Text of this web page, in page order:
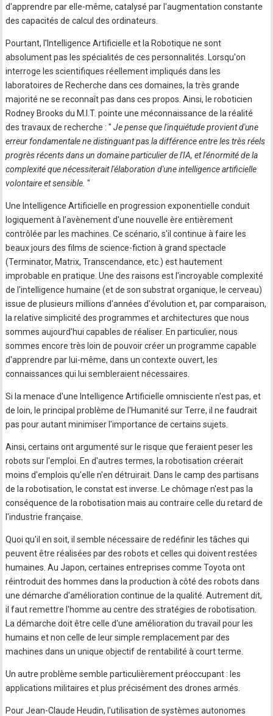
d'apprendre par elle-même, catalysé par l'augmentation constante
des capacités de calcul des ordinateurs.
Pourtant, l'Intelligence Artificielle et la Robotique ne sont
absolument pas les spécialités de ces personnalités. Lorsqu'on
interroge les scientifiques réellement impliqués dans les
laboratoires de Recherche dans ces domaines, la très grande
majorité ne se reconnaît pas dans ces propos. Ainsi, le roboticien
Rodney Brooks du M.I.T. pointe une méconnaissance de la réalité
des travaux de recherche : " Je pense que l'inquiétude provient d'une
erreur fondamentale ne distinguant pas la différence entre les très réels
progrès récents dans un domaine particulier de l'IA, et l'énormité de la
complexité que nécessiterait l'élaboration d'une intelligence artificielle
volontaire et sensible."
Une Intelligence Artificielle en progression exponentielle conduit
logiquement à l'avènement d'une nouvelle ère entièrement
contrôlée par les machines. Ce scénario, s'il continue à faire les
beaux jours des films de science-fiction à grand spectacle
(Terminator, Matrix, Transcendance, etc.) est hautement
improbable en pratique. Une des raisons est l'incroyable complexité
de l'intelligence humaine (et de son substrat organique, le cerveau)
issue de plusieurs millions d'années d'évolution et, par comparaison,
la relative simplicité des programmes et architectures que nous
sommes aujourd'hui capables de réaliser. En particulier, nous
sommes encore très loin de pouvoir créer un programme capable
d'apprendre par lui-même, dans un contexte ouvert, les
connaissances qui lui sembleraient nécessaires.
Si la menace d'une Intelligence Artificielle omnisciente n'est pas, et
de loin, le principal problème de l'Humanité sur Terre, il ne faudrait
pas pour autant minimiser l'importance de certains sujets.
Ainsi, certains ont argumenté sur le risque que feraient peser les
robots sur l'emploi. En d'autres termes, la robotisation créerait
moins d'emplois qu'elle n'en détruirait. Dans le camp des partisans
de la robotisation, le constat est inverse. Le chômage n'est pas la
conséquence de la robotisation mais au contraire celle du retard de
l'industrie française.
Quoi qu'il en soit, il semble nécessaire de redéfinir les tâches qui
peuvent être réalisées par des robots et celles qui doivent restées
humaines. Au Japon, certaines entreprises comme Toyota ont
réintroduit des hommes dans la production à côté des robots dans
une démarche d'amélioration continue de la qualité. Autrement dit,
il faut remettre l'homme au centre des stratégies de robotisation.
La démarche doit être celle d'une amélioration du travail pour les
humains et non celle de leur simple remplacement par des
machines dans un unique objectif de rentabilité à court terme.
Un autre problème semble particulièrement préoccupant : les
applications militaires et plus précisément des drones armés.
Pour Jean-Claude Heudin, l'utilisation de systèmes autonomes